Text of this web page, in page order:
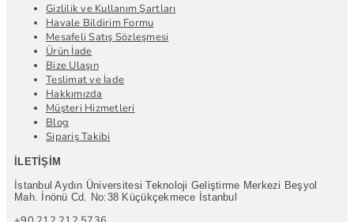
Gizlilik ve Kullanım Şartları
Havale Bildirim Formu
Mesafeli Satış Sözleşmesi
Ürün İade
Bize Ulaşın
Teslimat ve İade
Hakkımızda
Müşteri Hizmetleri
Blog
Sipariş Takibi
İLETIŞIM
İstanbul Aydın Üniversitesi Teknoloji Geliştirme Merkezi Beşyol
Mah. İnönü Cd. No:38 Küçükçekmece İstanbul